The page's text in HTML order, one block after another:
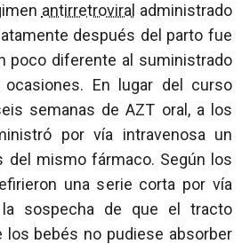
antirretroviral administrado
después del parto fue
poco diferente al suministrado
En lugar del curso
semanas de AZT oral, a los
por vía intravenosa un
del mismo fármaco. Según los
una serie corta por vía
la sospecha de que el tracto
los bebés no pudiese absorber